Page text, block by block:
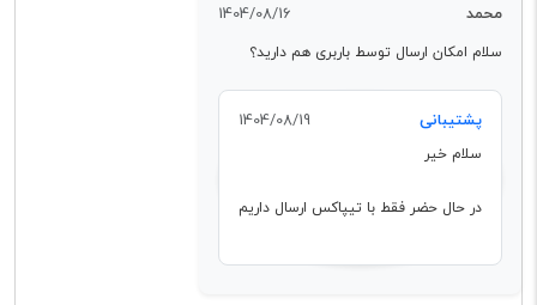
محمد 1404/08/16
سلام امکان ارسال توسط باربری هم دارید؟
پشتیبانی 1404/08/19
سلام خیر
در حال حضر فقط با تیپاکس ارسال داریم